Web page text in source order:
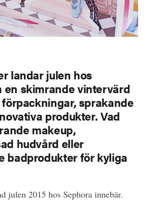
landar julen hos
en skimrande vintervärd
sprakande
produkter. Vad
makeup,
hudvård eller
badprodukter för kyliga
julen 2015 hos Sephora innebär.